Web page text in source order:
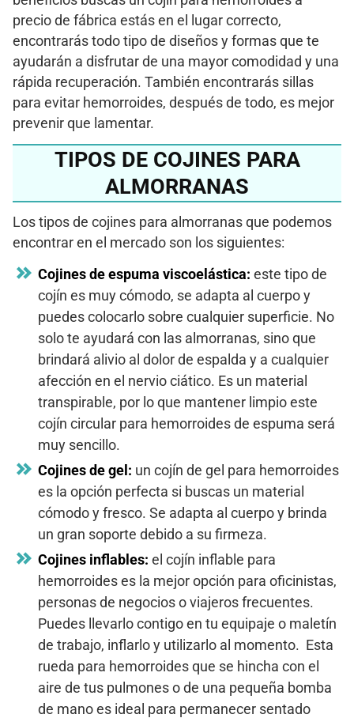
precio de fábrica estás en el lugar correcto,
encontrarás todo tipo de diseños y formas que te
ayudarán a disfrutar de una mayor comodidad y una
rápida recuperación. También encontrarás sillas
para evitar hemorroides, después de todo, es mejor
prevenir que lamentar.
TIPOS DE COJINES PARA
ALMORRANAS
Los tipos de cojines para almorranas que podemos
encontrar en el mercado son los siguientes:
Cojines de espuma viscoelástica: este tipo de
cojín es muy cómodo, se adapta al cuerpo y
puedes colocarlo sobre cualquier superficie. No
solo te ayudará con las almorranas, sino que
brindará alivio al dolor de espalda y a cualquier
afección en el nervio ciático. Es un material
transpirable, por lo que mantener limpio este
cojín circular para hemorroides de espuma será
muy sencillo.
Cojines de gel: un cojín de gel para hemorroides
es la opción perfecta si buscas un material
cómodo y fresco. Se adapta al cuerpo y brinda
un gran soporte debido a su firmeza.
Cojines inflables: el cojín inflable para
hemorroides es la mejor opción para oficinistas,
personas de negocios o viajeros frecuentes.
Puedes llevarlo contigo en tu equipaje o maletín
de trabajo, inflarlo y utilizarlo al momento. Esta
rueda para hemorroides que se hincha con el
aire de tus pulmones o de una pequeña bomba
de mano es ideal para permanecer sentado